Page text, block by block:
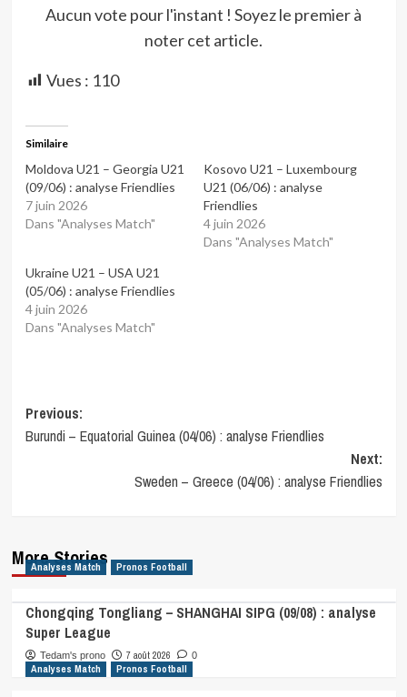
Aucun vote pour l'instant ! Soyez le premier à
noter cet article.
Vues : 110
Similaire
Moldova U21 – Georgia U21
(09/06) : analyse Friendlies
7 juin 2026
Dans "Analyses Match"
Kosovo U21 – Luxembourg
U21 (06/06) : analyse
Friendlies
4 juin 2026
Dans "Analyses Match"
Ukraine U21 – USA U21
(05/06) : analyse Friendlies
4 juin 2026
Dans "Analyses Match"
Post
navigation
Previous:
Burundi – Equatorial Guinea (04/06) : analyse Friendlies
Next:
Sweden – Greece (04/06) : analyse Friendlies
More Stories
Analyses Match Pronos Football
Chongqing Tongliang – SHANGHAI SIPG (09/08) : analyse
Super League
Tedam's prono 7 août 2026 0
Analyses Match Pronos Football